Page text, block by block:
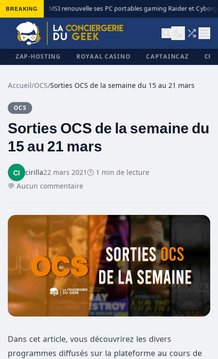
BREAKING MSI renouvelle ses PC portables gaming Raider et Cyborg
ZAP-HOSTING ROYAAL CASINO CAPTAINCAZ
Accueil/OCS/Sorties OCS de la semaine du 15 au 21 mars
OCS
Sorties OCS de la semaine du
15 au 21 mars
cirilla22 mars 2021🕐 1 min de lecture
💬 Aucun commentaire
Dans cet article, vous découvrirez les divers
programmes diffusés sur la plateforme au cours de